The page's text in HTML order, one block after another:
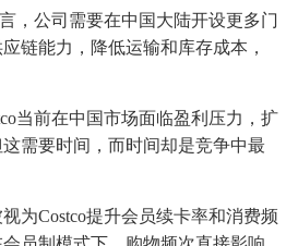
，公司需要在中国大陆开设更多门
链能力，降低运输和库存成本，
当前在中国市场面临盈利压力，扩
需要时间，而时间却是竞争中最
为Costco提升会员续卡率和消费频